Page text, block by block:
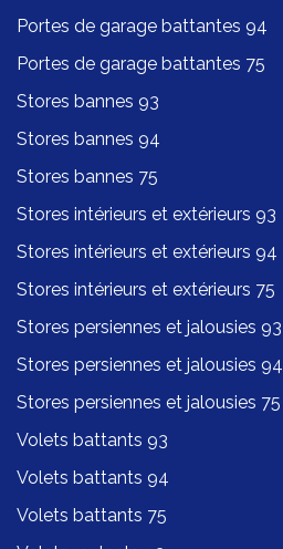
Portes de garage battantes 94
Portes de garage battantes 75
Stores bannes 93
Stores bannes 94
Stores bannes 75
Stores intérieurs et extérieurs 93
Stores intérieurs et extérieurs 94
Stores intérieurs et extérieurs 75
Stores persiennes et jalousies 93
Stores persiennes et jalousies 94
Stores persiennes et jalousies 75
Volets battants 93
Volets battants 94
Volets battants 75